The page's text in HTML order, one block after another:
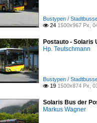
Bustypen /
 24 1500x967 Px,
Postauto - Solaris
Hp. Teutschmann
Bustypen /
 19 1500x874 Px,
Solaris Bus der
Markus Wagner